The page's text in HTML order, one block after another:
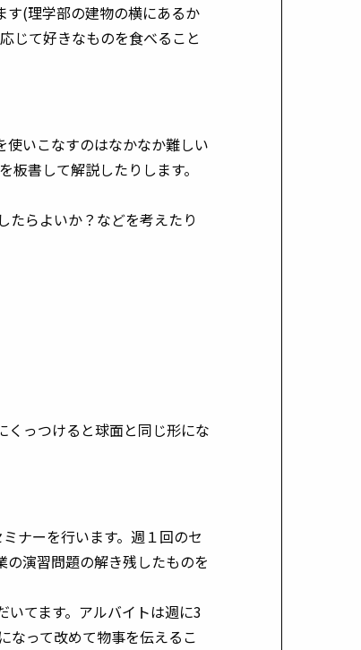
す(理学部の建物の横にあるか
じて好きなものを食べること
いこなすのはなかなか難しい
書して解説したりします。
たらよいか？などを考えたり
くっつけると球面と同じ形にな
ナーを行います。週１回のセ
演習問題の解き残したものを
てます。アルバイトは週に3
なって改めて物事を伝えるこ